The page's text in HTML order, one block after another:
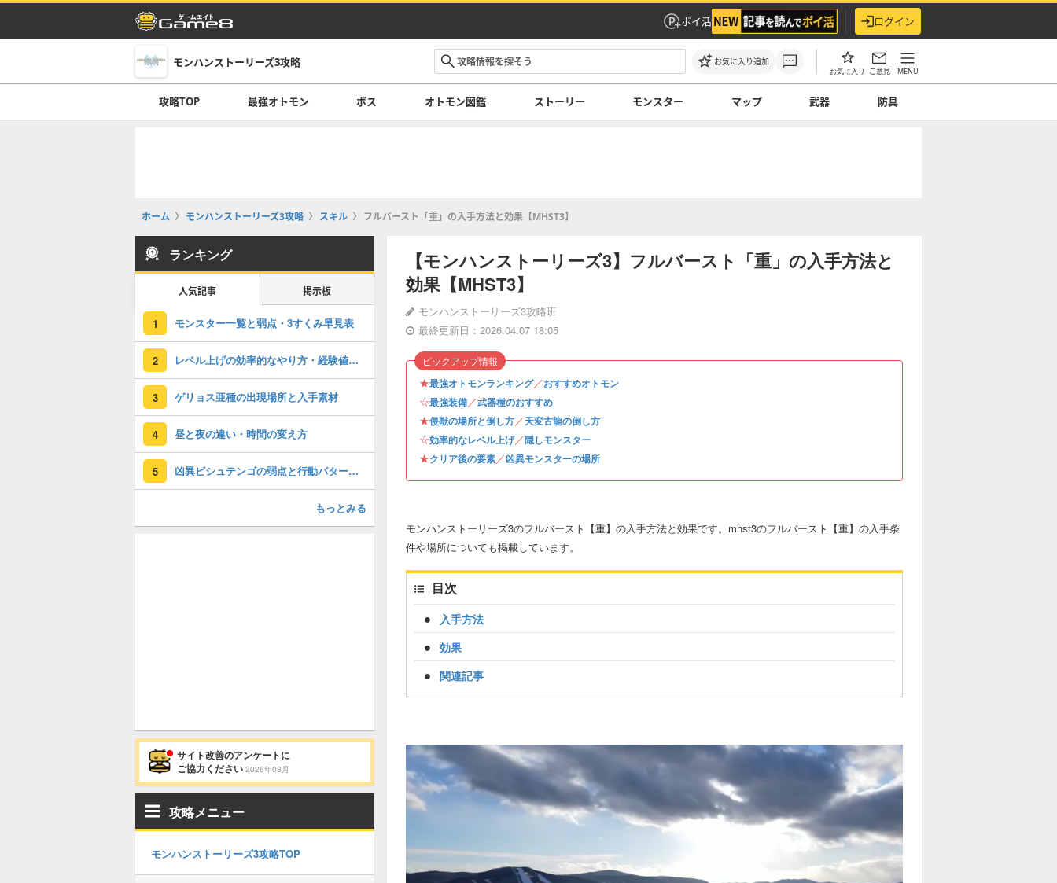
ポイ活 ログイン
モンハンストーリーズ3攻略 お気に入り追加
お気に入り ご意見 MENU
攻略TOP 最強オトモン ボス オトモン図鑑 ストーリー モンスター マップ 武器 防具
ホーム モンハンストーリーズ3攻略 スキル フルバースト「重」の入手方法と効果【MHST3】
【モンハンストーリーズ3】フルバースト「重」の入手方法と
効果【MHST3】
モンハンストーリーズ3攻略班
最終更新日：2026.04.07 18:05
★最強オトモンランキング／おすすめオトモン
☆最強装備／武器種のおすすめ
★侵獣の場所と倒し方／天変古龍の倒し方
☆効率的なレベル上げ／隠しモンスター
★クリア後の要素／凶異モンスターの場所
ピックアップ情報
モンハンストーリーズ3のフルバースト【重】の入手方法と効果です。mhst3のフルバースト【重】の入手条
件や場所についても掲載しています。
目次
入手方法
効果
関連記事
ランキング
人気記事 掲示板
1 モンスター一覧と弱点・3すくみ早見表
2 レベル上げの効率的なやり方・経験値稼ぎ
3 ゲリョス亜種の出現場所と入手素材
4 昼と夜の違い・時間の変え方
5 凶異ビシュテンゴの弱点と行動パターン攻略
もっとみる
サイト改善のアンケートに
ご協力ください 2026年08月
攻略メニュー
モンハンストーリーズ3攻略TOP